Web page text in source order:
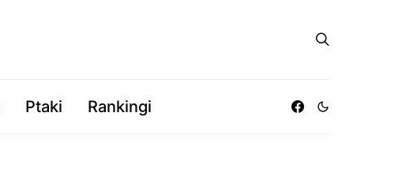
Ptaki Rankingi